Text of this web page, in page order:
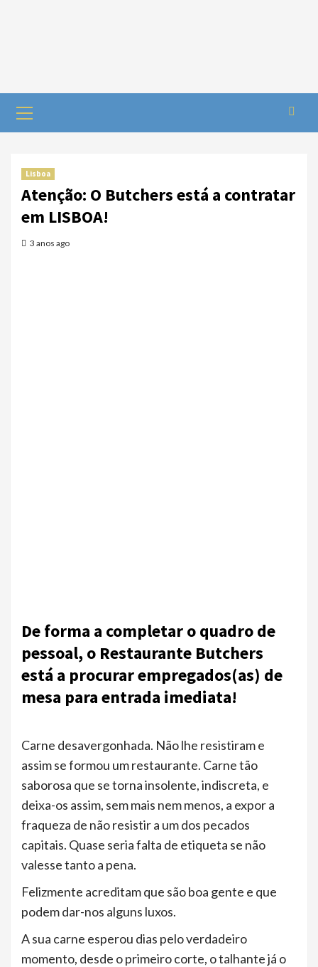
Menu
Lisboa
Atenção: O Butchers está a contratar
em LISBOA!
3 anos ago
De forma a completar o quadro de
pessoal, o Restaurante Butchers
está a procurar empregados(as) de
mesa para entrada imediata!
Carne desavergonhada. Não lhe resistiram e
assim se formou um restaurante. Carne tão
saborosa que se torna insolente, indiscreta, e
deixa-os assim, sem mais nem menos, a expor a
fraqueza de não resistir a um dos pecados
capitais. Quase seria falta de etiqueta se não
valesse tanto a pena.
Felizmente acreditam que são boa gente e que
podem dar-nos alguns luxos.
A sua carne esperou dias pelo verdadeiro
momento, desde o primeiro corte, o talhante já o